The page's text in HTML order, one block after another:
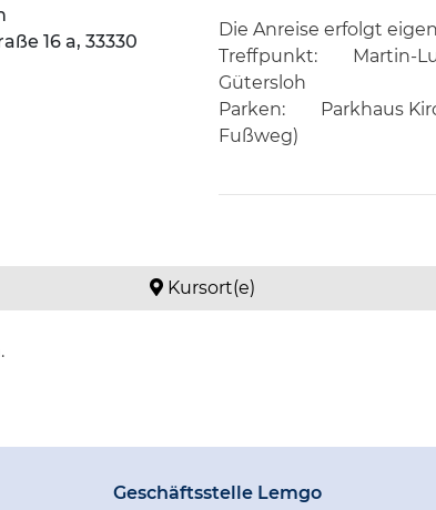
16 a, 33330
Die Anreise erfolgt
Treffpunkt:
Martin-
Gütersloh
Parken:
Parkhaus
Fußweg)
Kursort(e)
Geschäftsstelle Lemgo